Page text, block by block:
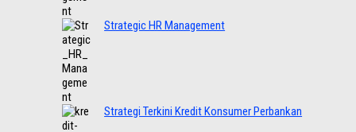
Strategic HR Management
Strategi Terkini Kredit Konsumer Perbankan